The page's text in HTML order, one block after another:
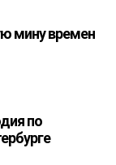
мину времен
по